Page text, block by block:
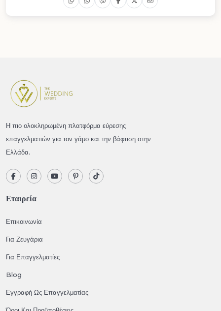
Η πιο ολοκληρωμένη πλατφόρμα εύρεσης
επαγγελματιών για τον γάμο και την βάφτιση στην
Ελλάδα.
Εταιρεία
Επικοινωνία
Για Ζευγάρια
Για Επαγγελματίες
Blog
Εγγραφή Ως Επαγγελματίας